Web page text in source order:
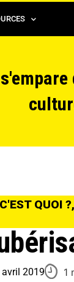
QUOI ?,
2019 1